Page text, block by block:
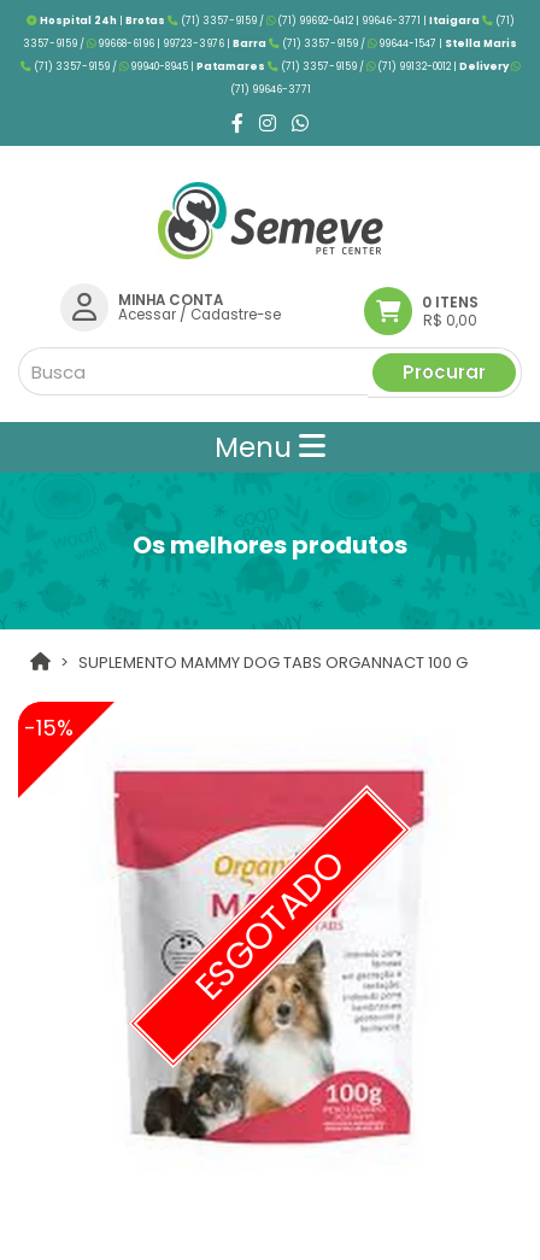
Hospital 24h| Brotas (71) 3357-9159 / (71) 99692-0412 | 99646-3771 | Itaigara
(71)
3357-9159 /
99668-6196 | 99723-3976 | Barra (71) 3357-9159 / 99644-1547 | Stella Maris
(71) 3357-9159 /
99940-8945 | Patamares (71) 3357-9159 / (71) 99132-0012 | Delivery
(71) 99646-3771
MINHA CONTA
Acessar/ Cadastre-se
0 ITENS
R$ 0,00
Procurar
Menu
Os melhores produtos
SUPLEMENTO MAMMY DOG TABS ORGANNACT 100 G
ESGOTADO
-15%